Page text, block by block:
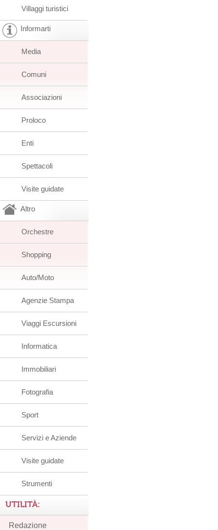
Villaggi turistici
Informarti
Media
Comuni
Associazioni
Proloco
Enti
Spettacoli
Visite guidate
Altro
Orchestre
Shopping
Auto/Moto
Agenzie Stampa
Viaggi Escursioni
Informatica
Immobiliari
Fotografia
Sport
Servizi e Aziende
Visite guidate
Strumenti
UTILITÀ:
Redazione